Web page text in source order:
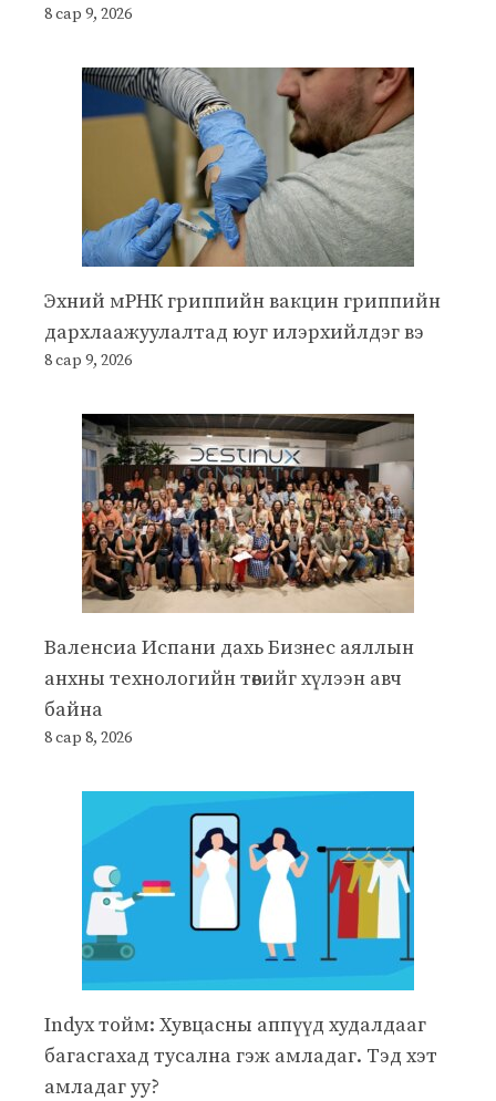
8 сар 9, 2026
Эхний мРНК гриппийн вакцин гриппийн
дархлаажуулалтад юуг илэрхийлдэг вэ
8 сар 9, 2026
Валенсиа Испани дахь Бизнес аяллын
анхны технологийн төвийг хүлээн авч
байна
8 сар 8, 2026
Indyx тойм: Хувцасны аппүүд худалдааг
багасгахад тусална гэж амладаг. Тэд хэт
амладаг уу?